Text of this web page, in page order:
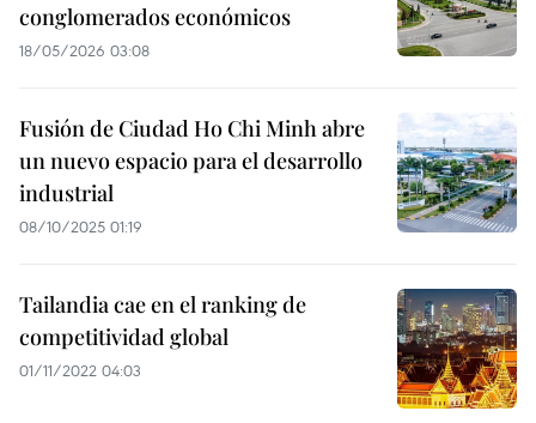
conglomerados económicos
18/05/2026 03:08
Fusión de Ciudad Ho Chi Minh abre
un nuevo espacio para el desarrollo
industrial
08/10/2025 01:19
Tailandia cae en el ranking de
competitividad global
01/11/2022 04:03